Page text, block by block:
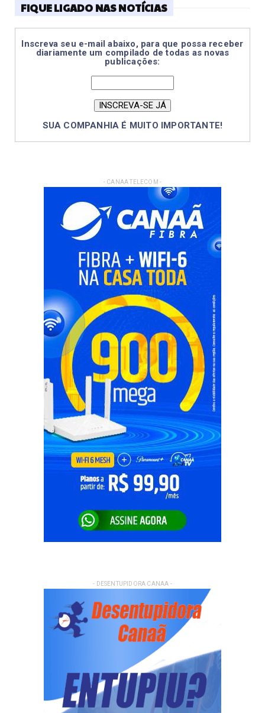
FIQUE LIGADO NAS NOTÍCIAS
Inscreva seu e-mail abaixo, para que possa receber
diariamente um compilado de todas as novas
publicações:
SUA COMPANHIA É MUITO IMPORTANTE!
- CANAA TELECOM -
- DESENTUPIDORA CANAA -